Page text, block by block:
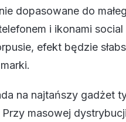
dopasowane do
i ikonami
efekt będzie
na najtańszy gadżet
masowej